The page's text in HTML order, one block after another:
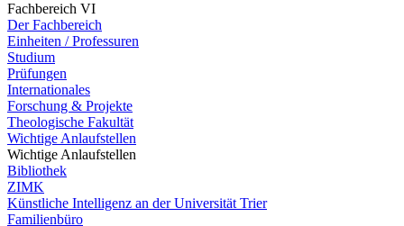
Fachbereich VI
Der Fachbereich
Einheiten / Professuren
Studium
Prüfungen
Internationales
Forschung & Projekte
Theologische Fakultät
Wichtige Anlaufstellen
Wichtige Anlaufstellen
Bibliothek
ZIMK
Künstliche Intelligenz an der Universität Trier
Familienbüro